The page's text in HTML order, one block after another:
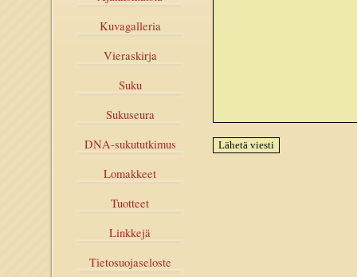
Kuvagalleria
Vieraskirja
Suku
Sukuseura
DNA-sukututkimus
Lomakkeet
Tuotteet
Linkkejä
Tietosuojaseloste